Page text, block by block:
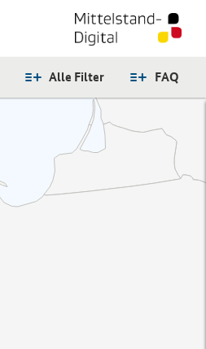
FAQ
Alle Filter